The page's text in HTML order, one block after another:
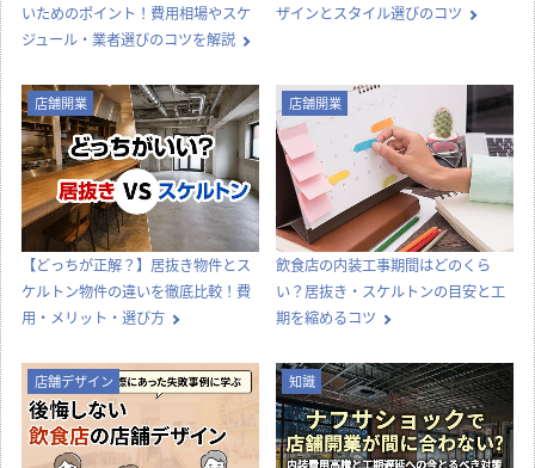
いためのポイント！費用相場やスケ
ジュール・業者選びのコツを解説
ザインとスタイル選びのコツ
店舗開業
【どっちが正解？】居抜き物件とス
ケルトン物件の違いを徹底比較！費
用・メリット・選び方
店舗開業
飲食店の内装工事期間はどのくら
い？居抜き・スケルトンの目安と工
期を縮めるコツ
店舗デザイン 知識